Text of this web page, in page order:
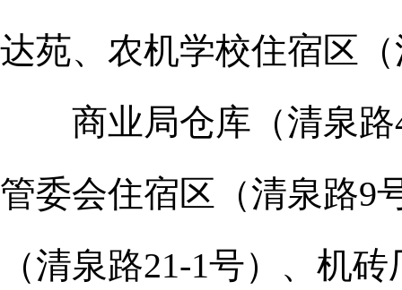
达苑、农机学校住宿区
商业局仓库（清泉路4
管委会住宿区（清泉路9
（清泉路21-1号）、机